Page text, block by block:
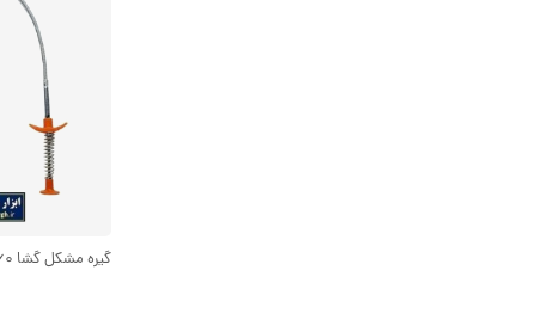
گیره مشکل گشا ۶۰ سانتی متر KGM-001